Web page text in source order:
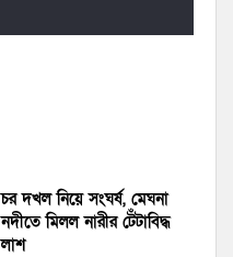
চর দখল নিয়ে সংঘর্ষ, মেঘনা
নদীতে মিলল নারীর টেঁটাবিদ্ধ
লাশ